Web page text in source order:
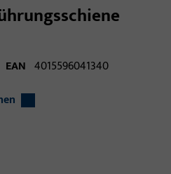
EAN 4015596041340